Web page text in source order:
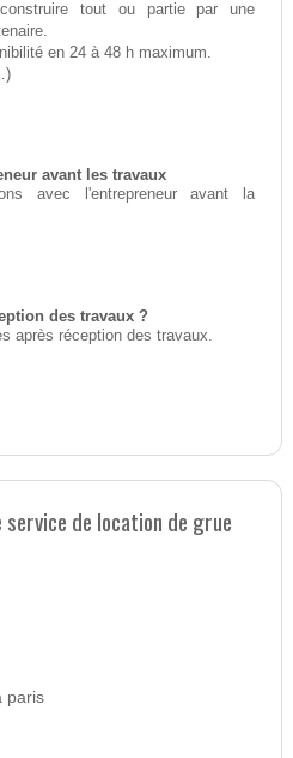
tout ou partie par une
en 24 à 48 h maximum.
avant les travaux
avec l'entrepreneur avant la
des travaux ?
après réception des travaux.
de location de grue
paris